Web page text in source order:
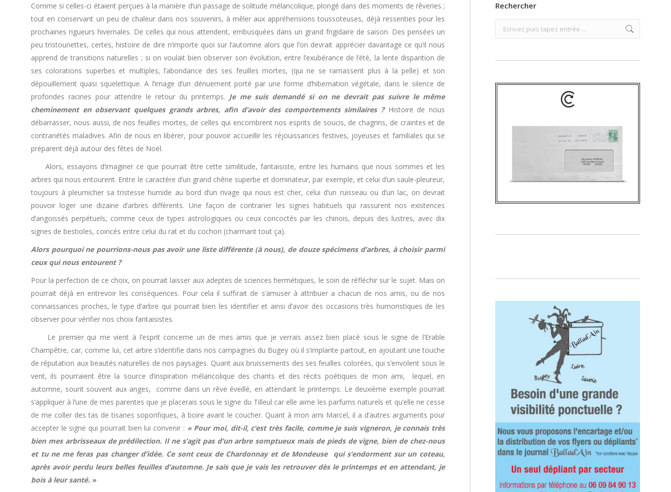
Comme si celles-ci étaient perçues à la manière d’un passage de solitude mélancolique, plongé dans des moments de rêveries ;
tout en conservant un peu de chaleur dans nos souvenirs, à mêler aux appréhensions toussoteuses, déjà ressenties pour les
prochaines rigueurs hivernales. De celles qui nous attendent, embusquées dans un grand frigidaire de saison. Des pensées un
peu tristounettes, certes, histoire de dire n’importe quoi sur l’automne alors que l’on devrait apprécier davantage ce qu’il nous
apprend de transitions naturelles ; si on voulait bien observer son évolution, entre l’exubérance de l’été, la lente disparition de
ses colorations superbes et multiples, l’abondance des ses feuilles mortes, (qui ne se ramassent plus à la pelle) et son
dépouillement quasi squelettique. A l’image d’un dénuement porté par une forme d’hibernation végétale, dans le silence de
profondes racines pour attendre le retour du printemps. Je me suis demandé si on ne devrait pas suivre le même
cheminement en observant quelques grands arbres, afin d’avoir des comportements similaires ?Histoire de nous
débarrasser, nous aussi, de nos feuilles mortes, de celles qui encombrent nos esprits de soucis, de chagrins, de craintes et de
contrariétés maladives. Afin de nous en libérer, pour pouvoir accueillir les réjouissances festives, joyeuses et familiales qui se
préparent déjà autour des fêtes de Noël.
Alors, essayons d’imaginer ce que pourrait être cette similitude, fantaisiste, entre les humains que nous sommes et les
arbres qui nous entourent. Entre le caractère d’un grand chêne superbe et dominateur, par exemple, et celui d’un saule-pleureur,
toujours à pleurnicher sa tristesse humide au bord d’un rivage qui nous est cher, celui d’un ruisseau ou d’un lac, on devrait
pouvoir loger une dizaine d’arbres différents. Une façon de contrarier les signes habituels qui rassurent nos existences
d’angoissés perpétuels, comme ceux de types astrologiques ou ceux concoctés par les chinois, depuis des lustres, avec dix
signes de bestioles, coincés entre celui du rat et du cochon (charmant tout ça).
Alors pourquoi ne pourrions-nous pas avoir une liste différente (à nous), de douze spécimens d’arbres, à choisir parmi
ceux qui nous entourent ?
Pour la perfection de ce choix, on pourrait laisser aux adeptes de sciences hermétiques, le soin de réfléchir sur le sujet. Mais on
pourrait déjà en entrevoir les conséquences. Pour cela il suffirait de s’amuser à attribuer a chacun de nos amis, ou de nos
connaissances proches, le type d’arbre qui pourrait bien les identifier et ainsi d’avoir des occasions très humoristiques de les
observer pour vérifier nos choix fantaisistes.
Le premier qui me vient à l’esprit concerne un de mes amis que je verrais assez bien placé sous le signe de l’Erable
Champêtre, car, comme lui, cet arbre s’identifie dans nos campagnes du Bugey où il s’implante partout, en ajoutant une touche
de réputation aux beautés naturelles de nos paysages. Quant aux bruissements des ses feuilles colorées, qui s’envolent sous le
vent, ils pourraient être la source d’inspiration mélancolique des chants et des récits poétiques de mon ami, lequel, en
automne, sourit souvent aux anges, comme dans un rêve éveillé, en attendant le printemps. Le deuxième exemple pourrait
s’appliquer à l’une de mes parentes que je placerais sous le signe du Tilleul car elle aime les parfums naturels et qu’elle ne cesse
de me coller des tas de tisanes soporifiques, à boire avant le coucher. Quant à mon ami Marcel, il a d’autres arguments pour
accepter le signe qui pourrait bien lui convenir : « Pour moi, dit-il, c’est très facile, comme je suis vigneron, je connais très
bien mes arbrisseaux de prédilection. Il ne s’agit pas d’un arbre somptueux mais de pieds de vigne, bien de chez-nous
et tu ne me feras pas changer d’idée. Ce sont ceux de Chardonnay et de Mondeuse qui s’endorment sur un coteau,
après avoir perdu leurs belles feuilles d’automne. Je sais que je vais les retrouver dès le printemps et en attendant, je
bois à leur santé. »
Rechercher
Search: